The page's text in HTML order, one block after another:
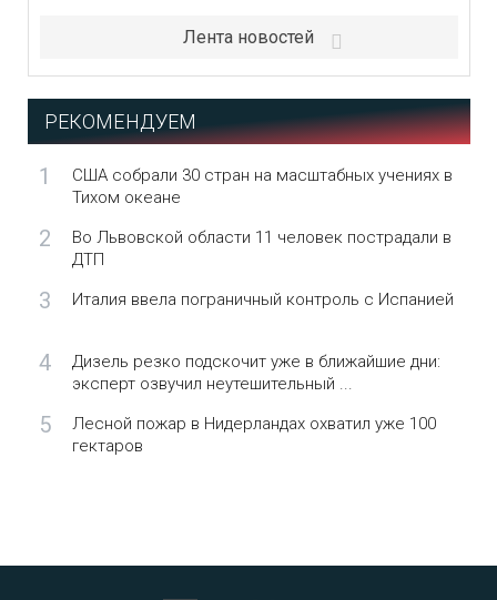
Лента новостей
РЕКОМЕНДУЕМ
1
США собрали 30 стран на масштабных учениях в
Тихом океане
2
Во Львовской области 11 человек пострадали в
ДТП
3 Италия ввела пограничный контроль с Испанией
4
Дизель резко подскочит уже в ближайшие дни:
эксперт озвучил неутешительный ...
5
Лесной пожар в Нидерландах охватил уже 100
гектаров